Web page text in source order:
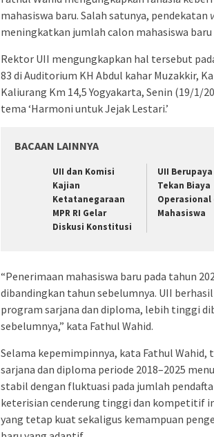
mahasiswa baru. Salah satunya, pendekatan
meningkatkan jumlah calon mahasiswa
Rektor UII mengungkapkan hal tersebut
83 di Auditorium KH Abdul kahar Muzakkir,
Kaliurang Km 14,5 Yogyakarta, Senin (19/1/
tema ‘Harmoni untuk Jejak Lestari.’
BACAAN LAINNYA
UII dan Komisi
Kajian
Ketatanegaraan
MPR RI Gelar
Diskusi Konstitusi
UII Berupaya
Tekan Biaya
Operasional
Mahasiswa
“Penerimaan mahasiswa baru pada tahun
dibandingkan tahun sebelumnya. UII
program sarjana dan diploma, lebih tinggi
sebelumnya,” kata Fathul Wahid.
Selama kepemimpinnya, kata Fathul Wahid,
sarjana dan diploma periode 2018–2025
stabil dengan fluktuasi pada jumlah
keterisian cenderung tinggi dan kompetitif
yang tetap kuat sekaligus kemampuan